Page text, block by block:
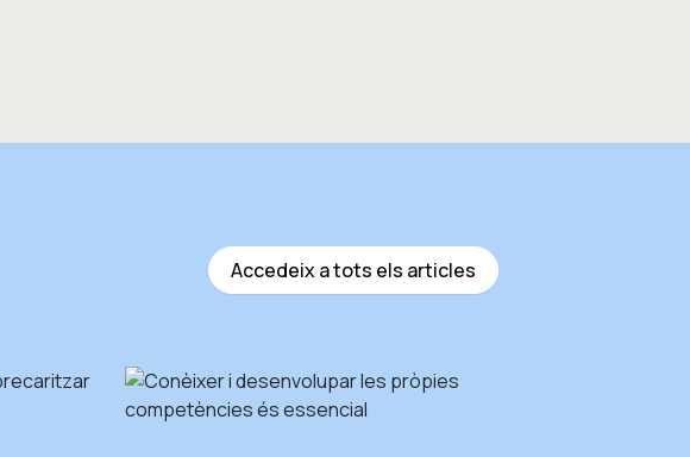
Accedeix a tots els articles